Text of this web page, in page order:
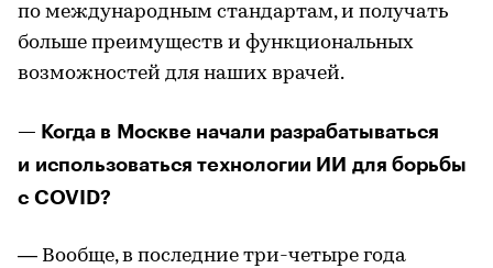
по международным стандартам, и получать
больше преимуществ и функциональных
возможностей для наших врачей.
— Когда в Москве начали разрабатываться
и использоваться технологии ИИ для борьбы
с COVID?
— Вообще, в последние три-четыре года